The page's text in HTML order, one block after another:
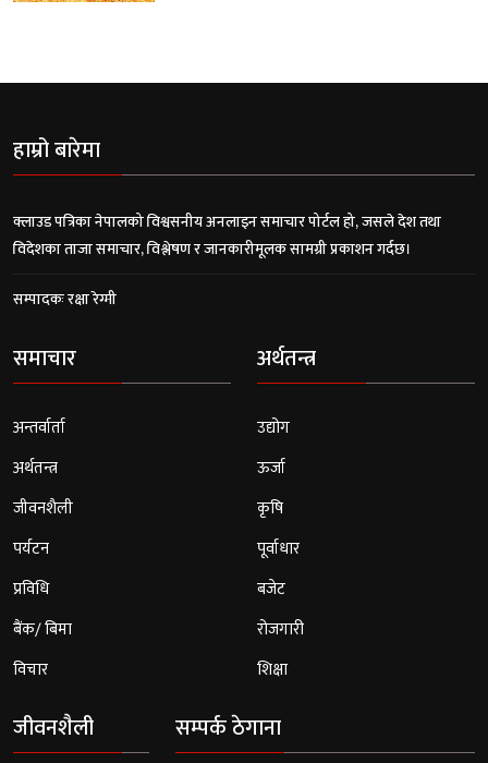
हाम्रो बारेमा
क्लाउड पत्रिका नेपालको विश्वसनीय अनलाइन समाचार पोर्टल हो, जसले देश तथा
विदेशका ताजा समाचार, विश्लेषण र जानकारीमूलक सामग्री प्रकाशन गर्दछ।
सम्पादकः रक्षा रेग्मी
समाचार
अन्तर्वार्ता
अर्थतन्त्र
जीवनशैली
पर्यटन
प्रविधि
बैंक/ बिमा
विचार
अर्थतन्त्र
उद्योग
ऊर्जा
कृषि
पूर्वाधार
बजेट
रोजगारी
शिक्षा
जीवनशैली सम्पर्क ठेगाना